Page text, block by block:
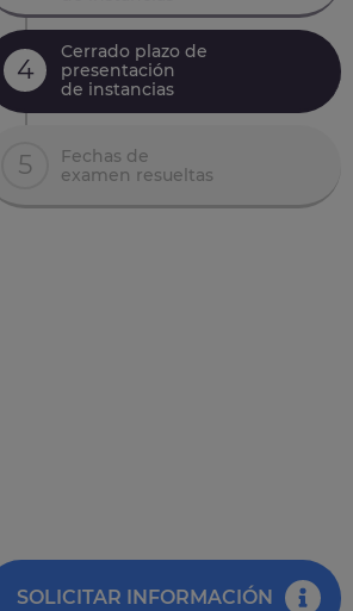
4
Cerrado plazo de
presentación
de instancias
5
Fechas de
examen resueltas
SOLICITAR INFORMACIÓN